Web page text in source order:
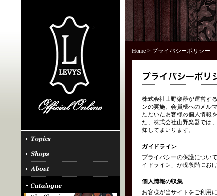
Home> プライバシーポリシー
株式会社山野楽器が運営す
ンの実施、会員様へのメル
ただいたお客様の個人情報
た、株式会社山野楽器では
知してまいります。
ガイドライン
プライバシーの保護につい
イドライン」が現段階にお
個人情報の収集
お客様が当サイトをご利用